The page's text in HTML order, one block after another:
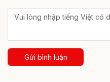
Gửi bình luận